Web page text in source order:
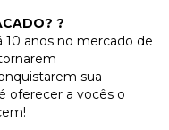
?
10 anos no mercado de
sua
oferecer a vocês o